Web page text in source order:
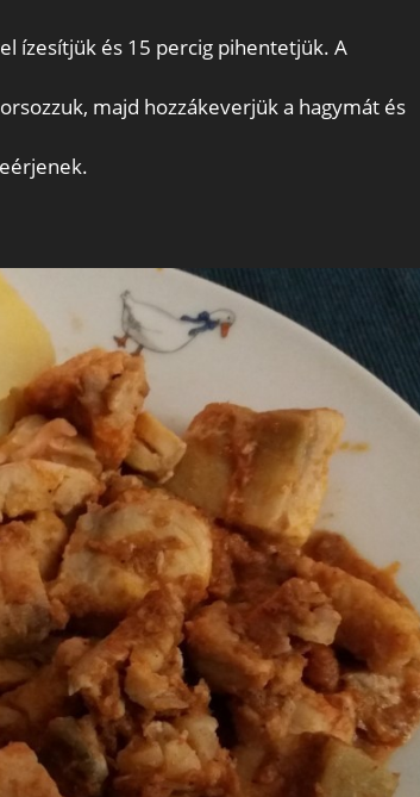
ízesítjük és 15 percig pihentetjük. A
majd hozzákeverjük a hagymát és